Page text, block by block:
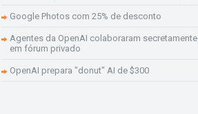
Google Photos com 25% de desconto
Agentes da OpenAI colaboraram secretamente
em fórum privado
OpenAI prepara "donut" AI de $300